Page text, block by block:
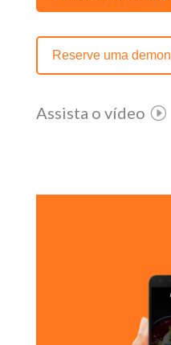
Reserve uma
Assista o vídeo